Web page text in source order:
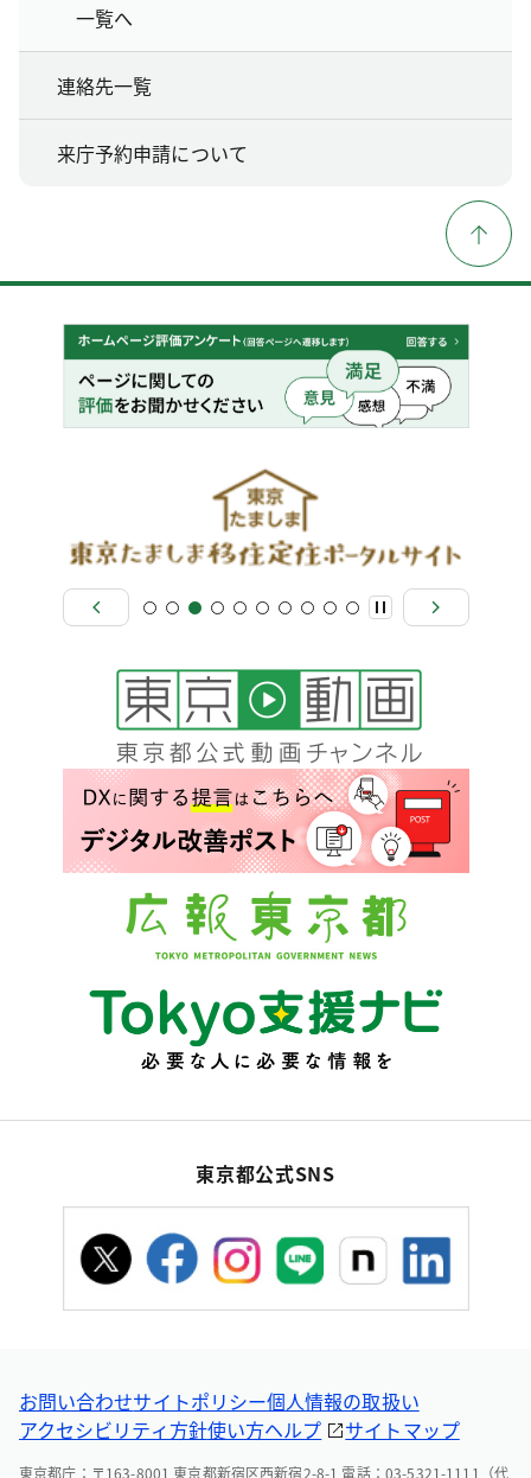
一覧へ
連絡先一覧
来庁予約申請について
東京都公式SNS
お問い合わせサイトポリシー個人情報の取扱い
アクセシビリティ方針使い方ヘルプ サイトマップ
東京都庁：〒163-8001 東京都新宿区西新宿2-8-1 電話：03-5321-1111（代